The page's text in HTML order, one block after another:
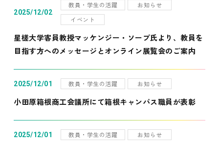
2025/12/02
教員・学生の活躍
お知らせ
イベント
星槎大学客員教授マッケンジー・ソープ氏より、教員を
目指す方へのメッセージとオンライン展覧会のご案内
2025/12/01 教員・学生の活躍 お知らせ
小田原箱根商工会議所にて箱根キャンパス職員が表彰
2025/12/01 教員・学生の活躍 お知らせ